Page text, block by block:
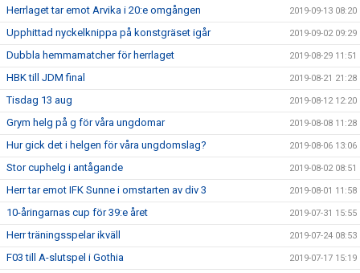
Herrlaget tar emot Arvika i 20:e omgången 2019-09-13 08:20
Upphittad nyckelknippa på konstgräset igår 2019-09-02 09:29
Dubbla hemmamatcher för herrlaget 2019-08-29 11:51
HBK till JDM final 2019-08-21 21:28
Tisdag 13 aug 2019-08-12 12:20
Grym helg på g för våra ungdomar 2019-08-08 11:28
Hur gick det i helgen för våra ungdomslag? 2019-08-06 13:06
Stor cuphelg i antågande 2019-08-02 08:51
Herr tar emot IFK Sunne i omstarten av div 3 2019-08-01 11:58
10-åringarnas cup för 39:e året 2019-07-31 15:55
Herr träningsspelar ikväll 2019-07-24 08:53
F03 till A-slutspel i Gothia 2019-07-17 15:19